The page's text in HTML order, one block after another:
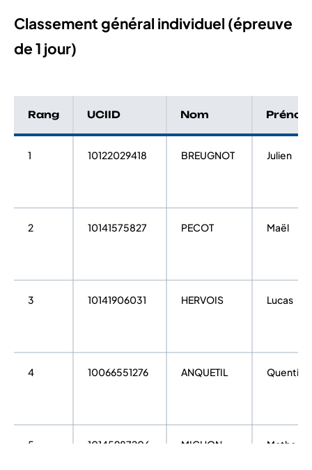
Classement général individuel (épreuve
de 1 jour)
Rang UCIID Nom
1 10122029418 BREUGNOT Julien
2 10141575827 PECOT Maël
3 10141906031 HERVOIS Lucas
4 10066551276 ANQUETIL Quentin
5 10145987206 MICHON Matheo